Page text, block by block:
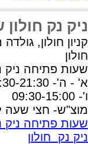
ניק נק
קניון חולון, גולדה
חולון
שעות פתיחה ניק
א' - ה'- 09:30-21:30
ו'- 09:30-15:00
מוצ"ש- חצי שעה
שעות פתיחה ניק
ניק נק חולון